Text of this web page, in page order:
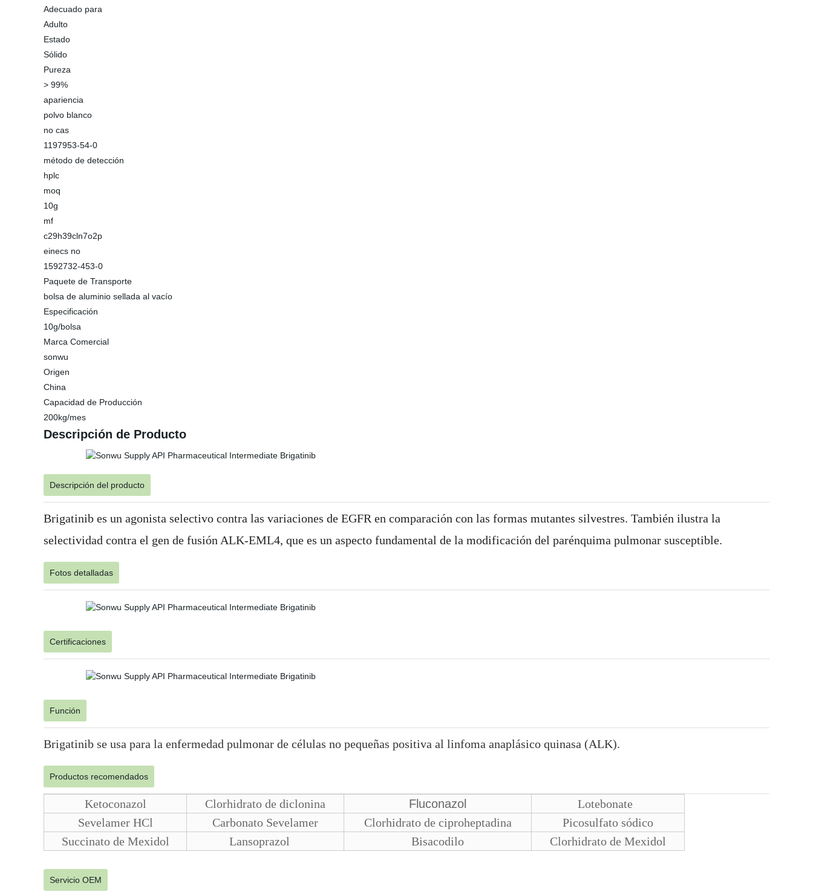
Adecuado para
Adulto
Estado
Sólido
Pureza
> 99%
apariencia
polvo blanco
no cas
1197953-54-0
método de detección
hplc
moq
10g
mf
c29h39cln7o2p
einecs no
1592732-453-0
Paquete de Transporte
bolsa de aluminio sellada al vacío
Especificación
10g/bolsa
Marca Comercial
sonwu
Origen
China
Capacidad de Producción
200kg/mes
Descripción de Producto
Descripción del producto
Brigatinib es un agonista selectivo contra las variaciones de EGFR en comparación con las formas mutantes silvestres. También ilustra la
selectividad contra el gen de fusión ALK-EML4, que es un aspecto fundamental de la modificación del parénquima pulmonar susceptible.
Fotos detalladas
Certificaciones
Función
Brigatinib se usa para la enfermedad pulmonar de células no pequeñas positiva al linfoma anaplásico quinasa (ALK).
Productos recomendados
Ketoconazol Clorhidrato de diclonina Fluconazol
Lotebonate
Sevelamer HCl
Carbonato Sevelamer Clorhidrato de ciproheptadina
Picosulfato sódico
Succinato de Mexidol
Lansoprazol Bisacodilo Clorhidrato de Mexidol
Servicio OEM